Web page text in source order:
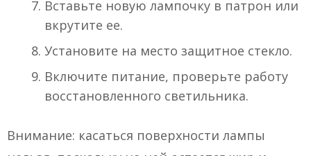
Вставьте новую лампочку в патрон или
вкрутите ее.
Установите на место защитное стекло.
Включите питание, проверьте работу
восстановленного светильника.
Внимание: касаться поверхности лампы